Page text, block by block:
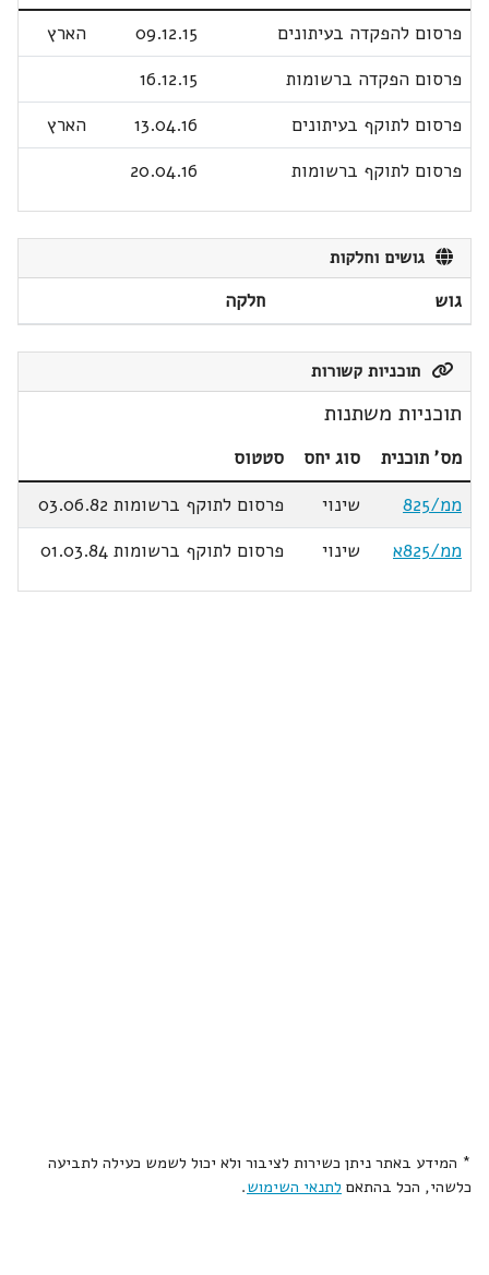
פרסום להפקדה בעיתונים
09.12.15
הארץ
פרסום הפקדה ברשומות
16.12.15
פרסום לתוקף בעיתונים
13.04.16
הארץ
פרסום לתוקף ברשומות
20.04.16
גושים וחלקות
גוש חלקה
תוכניות קשורות
תוכניות משתנות
מס' תוכנית סוג יחס
סטטוס
ממ/825
שינוי
פרסום לתוקף ברשומות 03.06.82
ממ/825א
שינוי פרסום לתוקף ברשומות 01.03.84
* המידע באתר ניתן כשירות לציבור ולא יכול לשמש כעילה לתביעה
כלשהי, הכל בהתאם לתנאי השימוש.